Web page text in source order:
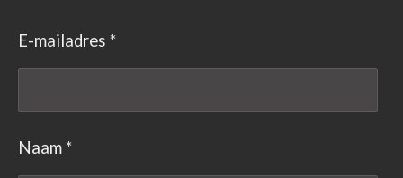
E-mailadres *
Naam *